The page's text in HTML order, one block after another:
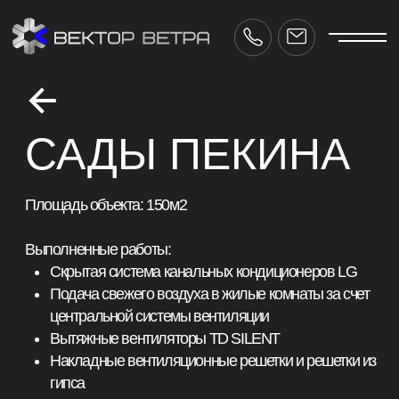
vetra.ru
САДЫ ПЕКИНА
Площадь объекта: 150м2
Выполненные работы:
Подача свежего воздуха в жилые комнаты за счет
Вытяжные вентиляторы TD SILENT
Накладные вентиляционные решетки и решетки из
гипса
Применение теплозвукоизолированных
воздуходов
Проект вентиляции и кондиционирования
разработан и согласован с дизайн-проектом
Срок реализации: 2 недели